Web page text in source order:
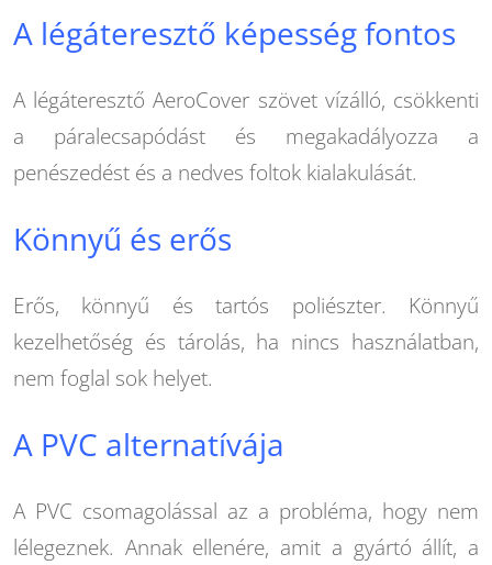
A légáteresztő képesség fontos
A légáteresztő AeroCover szövet vízálló, csökkenti
a páralecsapódást és megakadályozza a
penészedést és a nedves foltok kialakulását.
Könnyű és erős
Erős, könnyű és tartós poliészter. Könnyű
kezelhetőség és tárolás, ha nincs használatban,
nem foglal sok helyet.
A PVC alternatívája
A PVC csomagolással az a probléma, hogy nem
lélegeznek. Annak ellenére, amit a gyártó állít, a